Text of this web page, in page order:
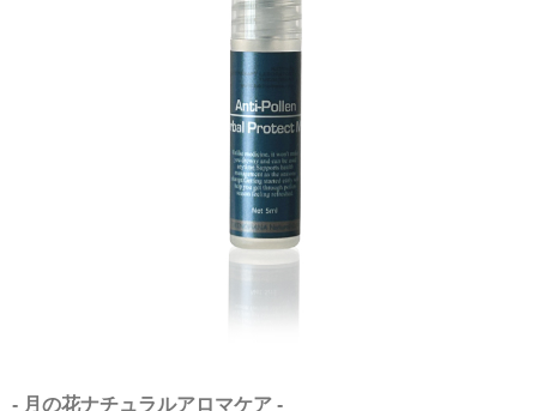
- 月の花ナチュラルアロマケア -